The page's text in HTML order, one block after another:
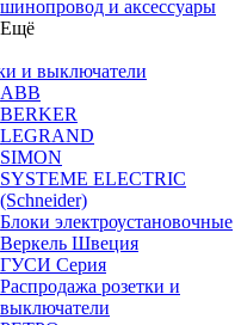
шинопровод и аксессуары
Ещё
и выключатели
ABB
BERKER
LEGRAND
SIMON
SYSTEME ELECTRIC
(Schneider)
Блоки электроустановочные
Веркель Швеция
ГУСИ Серия
Распродажа розетки и
выключатели